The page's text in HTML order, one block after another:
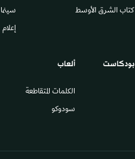
كتاب الشرق الأوسط سينما
إعلام
بودكاست ألعاب
الكلمات المتقاطعة
سودوكو